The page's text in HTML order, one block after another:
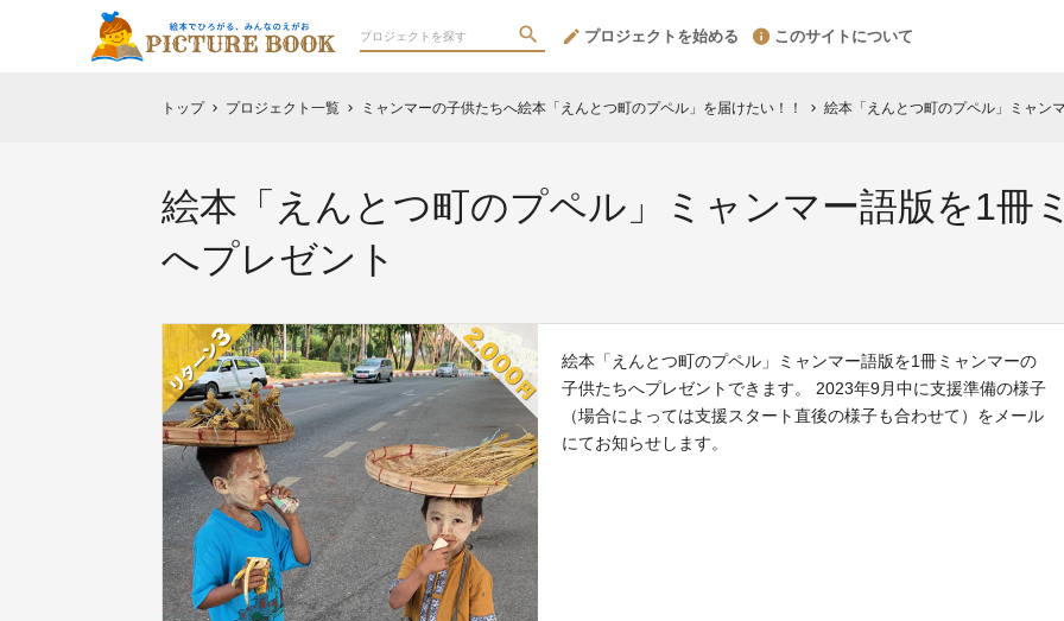
プロジェクトを始める このサイトについて
トップ chevron_right プロジェクト一覧 chevron_right ミャンマーの子供たちへ絵本「えんとつ町のプペル」を届けたい！！ chevron_right 絵本「えんとつ町のプペル」ミャン
絵本「えんとつ町のプペル」ミャンマー語版を1冊
へプレゼント
絵本「えんとつ町のプペル」ミャンマー語版を1冊ミャンマーの
子供たちへプレゼントできます。 2023年9月中に支援準備の様子
（場合によっては支援スタート直後の様子も合わせて）をメール
にてお知らせします。